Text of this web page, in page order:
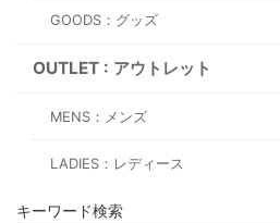
GOODS：グッズ
OUTLET : アウトレット
MENS：メンズ
LADIES：レディース
キーワード検索